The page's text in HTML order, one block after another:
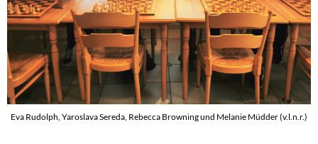
Eva Rudolph, Yaroslava Sereda, Rebecca Browning und Melanie Müdder (v.l.n.r.)